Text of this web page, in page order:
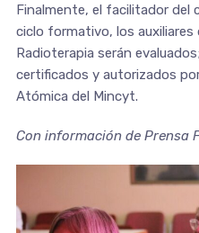
Finalmente, el facilitador del
ciclo formativo, los auxiliares
Radioterapia serán
certificados y autorizados
Atómica del Mincyt.
Con información de Prensa